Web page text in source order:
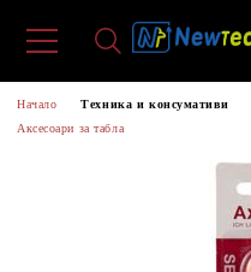
Начало Техника и консумативи
Аксесоари за табла